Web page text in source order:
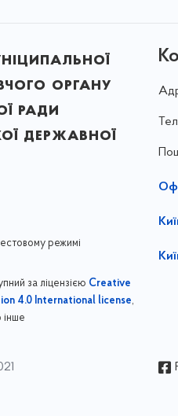
органу
ради
державної
режимі
за ліцензією Creative
4.0 International license,
інше